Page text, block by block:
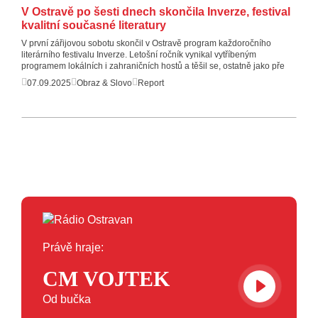
V Ostravě po šesti dnech skončila Inverze, festival
kvalitní současné literatury
V první zářijovou sobotu skončil v Ostravě program každoročního
literárního festivalu Inverze. Letošní ročník vynikal vytříbeným
programem lokálních i zahraničních hostů a těšil se, ostatně jako pře
07.09.2025
Obraz & Slovo Report
Právě hraje:
CM VOJTEK
Od bučka